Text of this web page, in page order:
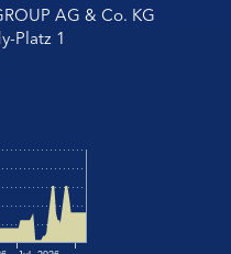
AG & Co. KG
Platz 1